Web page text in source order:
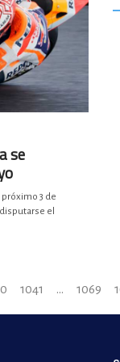
se
próximo 3 de
el
1041 ... 1069